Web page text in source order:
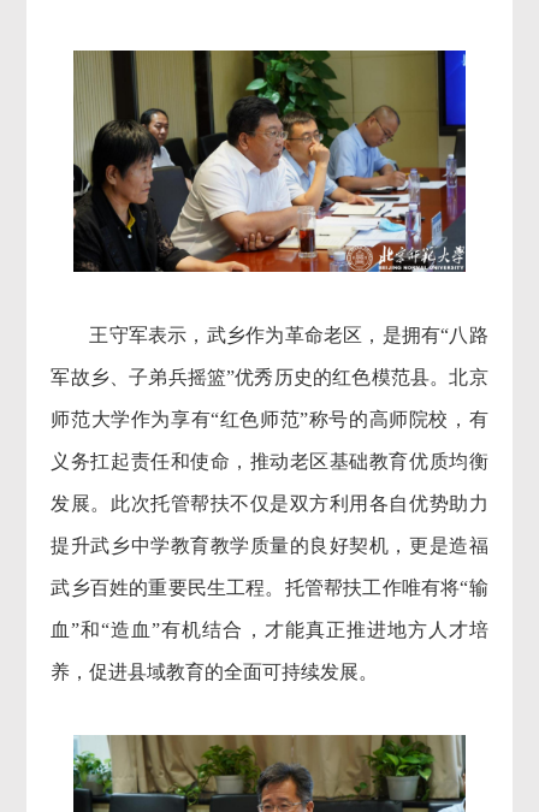
王守军表示，武乡作为革命老区，是拥有“八路
军故乡、子弟兵摇篮”优秀历史的红色模范县。北京
师范大学作为享有“红色师范”称号的高师院校，有
义务扛起责任和使命，推动老区基础教育优质均衡
发展。此次托管帮扶不仅是双方利用各自优势助力
提升武乡中学教育教学质量的良好契机，更是造福
武乡百姓的重要民生工程。托管帮扶工作唯有将“输
血”和“造血”有机结合，才能真正推进地方人才培
养，促进县域教育的全面可持续发展。